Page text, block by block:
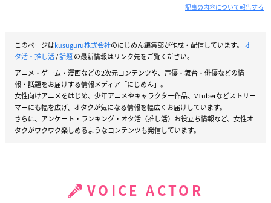
記事の内容について報告する
このページはkusuguru株式会社のにじめん編集部が作成・配信しています。 オ
タ活・推し活/話題の最新情報はリンク先をご覧ください。
アニメ・ゲーム・漫画などの2次元コンテンツや、声優・舞台・俳優などの情
報・話題をお届けする情報メディア「にじめん」。
女性向けアニメをはじめ、少年アニメやキャラクター作品、VTuberなどストリー
マーにも幅を広げ、オタクが気になる情報を幅広くお届けしています。
さらに、アンケート・ランキング・オタ活（推し活）お役立ち情報など、女性オ
タクがワクワク楽しめるようなコンテンツも発信しています。
VOICE ACTOR